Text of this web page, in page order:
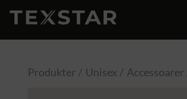
Produkter Unisex Accessoarer